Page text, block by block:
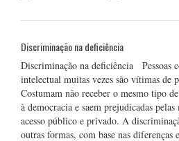
Discriminação na deficiência
Discriminação na deficiência Pessoas
intelectual muitas vezes são vítimas de
Costumam não receber o mesmo tipo
à democracia e saem prejudicadas
acesso público e privado. A
outras formas, com base nas diferenças